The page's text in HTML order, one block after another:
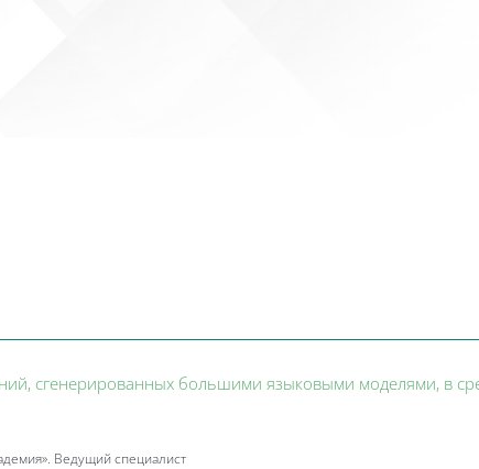
научно-
сгенерированных большими языковыми моделями, в
Ведущий специалист